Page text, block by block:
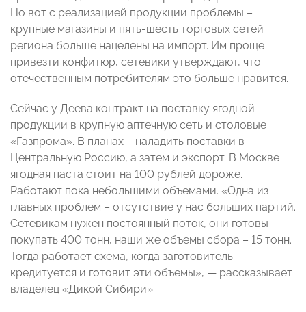
Но вот с реализацией продукции проблемы –
крупные магазины и пять-шесть торговых сетей
региона больше нацелены на импорт. Им проще
привезти конфитюр, сетевики утверждают, что
отечественным потребителям это больше нравится.
Сейчас у Деева контракт на поставку ягодной
продукции в крупную аптечную сеть и столовые
«Газпрома». В планах – наладить поставки в
Центральную Россию, а затем и экспорт. В Москве
ягодная паста стоит на 100 рублей дороже.
Работают пока небольшими объемами. «Одна из
главных проблем – отсутствие у нас больших партий.
Сетевикам нужен постоянный поток, они готовы
покупать 400 тонн, наши же объемы сбора – 15 тонн.
Тогда работает схема, когда заготовитель
кредитуется и готовит эти объемы», — рассказывает
владелец «Дикой Сибири».